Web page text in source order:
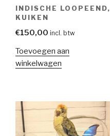
INDISCHE LOOPEEND,
KUIKEN
€150,00 incl. btw
Toevoegen aan
winkelwagen